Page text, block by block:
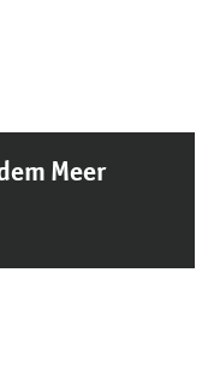
Meer